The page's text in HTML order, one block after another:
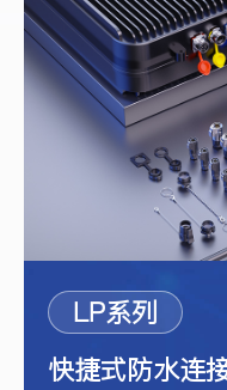
YW YF
LP系列
快捷式防水连